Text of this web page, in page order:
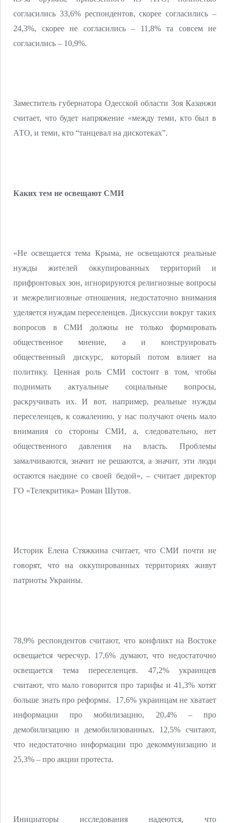
согласились 33,6% респондентов, скорее согласились –
24,3%, скорее не согласились – 11,8% та совсем не
согласились – 10,9%.
Заместитель губернатора Одесской области Зоя Казанжи
считает, что будет напряжение «между теми, кто был в
АТО, и теми, кто “танцевал на дискотеках”.
Каких тем не освещают СМИ
«Не освещается тема Крыма, не освещаются реальные
нужды жителей оккупированных территорий и
прифронтовых зон, игнорируются религиозные вопросы
и межрелигиозные отношения, недостаточно внимания
уделяется нуждам переселенцев. Дискуссии вокруг таких
вопросов в СМИ должны не только формировать
общественное мнение, а и конструировать
общественный дискурс, который потом влияет на
политику. Ценная роль СМИ состоит в том, чтобы
поднимать актуальные социальные вопросы,
раскручивать их. И вот, например, реальные нужды
переселенцев, к сожалению, у нас получают очень мало
внимания со стороны СМИ, а, следовательно, нет
общественного давления на власть. Проблемы
замалчиваются, значит не решаются, а значит, эти люди
остаются наедине со своей бедой», – считает директор
ГО «Телекритика» Роман Шутов.
Историк Елена Стяжкина считает, что СМИ почти не
говорят, что на оккупированных территориях живут
патриоты Украины.
78,9% респондентов считают, что конфликт на Востоке
освещается чересчур. 17,6% думают, что недостаточно
освещается тема переселенцев. 47,2% украинцев
считают, что мало говорится про тарифы и 41,3% хотят
больше знать про реформы. 17,6% украинцам не хватает
информации про мобилизацию, 20,4% – про
демобилизацию и демобилизованных. 12,5% считают,
что недостаточно информации про декоммунизацию и
25,3% – про акции протеста.
Инициаторы исследования надеются, что